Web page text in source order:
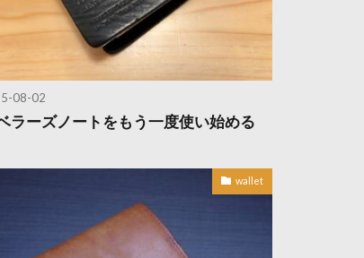
08-02
ラーズノートをもう一度使い始める
wallet